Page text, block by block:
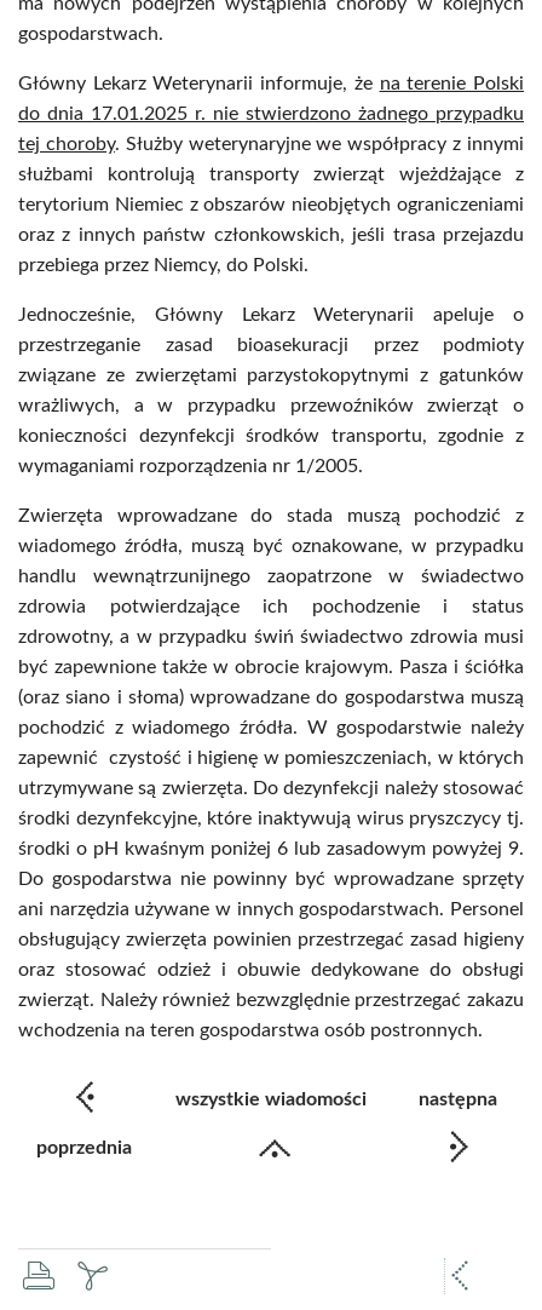
gospodarstwach.
Główny Lekarz Weterynarii informuje, że na terenie Polski
do dnia 17.01.2025 r. nie stwierdzono żadnego przypadku
tej choroby. Służby weterynaryjne we współpracy z innymi
służbami kontrolują transporty zwierząt wjeżdżające z
terytorium Niemiec z obszarów nieobjętych ograniczeniami
oraz z innych państw członkowskich, jeśli trasa przejazdu
przebiega przez Niemcy, do Polski.
Jednocześnie, Główny Lekarz Weterynarii apeluje o
przestrzeganie zasad bioasekuracji przez podmioty
związane ze zwierzętami parzystokopytnymi z gatunków
wrażliwych, a w przypadku przewoźników zwierząt o
konieczności dezynfekcji środków transportu, zgodnie z
wymaganiami rozporządzenia nr 1/2005.
Zwierzęta wprowadzane do stada muszą pochodzić z
wiadomego źródła, muszą być oznakowane, w przypadku
handlu wewnątrzunijnego zaopatrzone w świadectwo
zdrowia potwierdzające ich pochodzenie i status
zdrowotny, a w przypadku świń świadectwo zdrowia musi
być zapewnione także w obrocie krajowym. Pasza i ściółka
(oraz siano i słoma) wprowadzane do gospodarstwa muszą
pochodzić z wiadomego źródła. W gospodarstwie należy
zapewnić czystość i higienę w pomieszczeniach, w których
utrzymywane są zwierzęta. Do dezynfekcji należy stosować
środki dezynfekcyjne, które inaktywują wirus pryszczycy tj.
środki o pH kwaśnym poniżej 6 lub zasadowym powyżej 9.
Do gospodarstwa nie powinny być wprowadzane sprzęty
ani narzędzia używane w innych gospodarstwach. Personel
obsługujący zwierzęta powinien przestrzegać zasad higieny
oraz stosować odzież i obuwie dedykowane do obsługi
zwierząt. Należy również bezwzględnie przestrzegać zakazu
wchodzenia na teren gospodarstwa osób postronnych.
poprzednia
wszystkie wiadomości następna
drukujzapisz